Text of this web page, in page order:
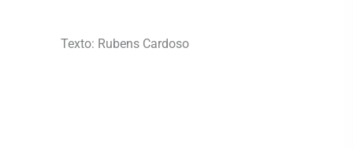
Texto: Rubens Cardoso